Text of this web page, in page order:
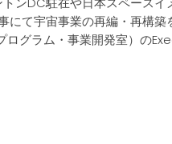
て宇宙事業の再編・再構築
ラム・事業開発室）の